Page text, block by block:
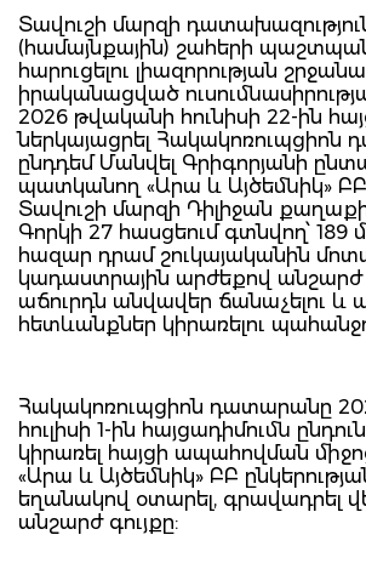
Տավուշի մարզի
(համայնքային) շահերի
հարուցելու լիազորության
իրականացված
2026 թվականի հունիսի 22-ին
ներկայացրել Հակակոռուպցիոն
ընդդեմ Մանվել Գրիգորյանի
պատկանող «Արա և Այծեմնիկ» ԲԲ
Տավուշի մարզի Դիլիջան
Գորկի 27 հասցեում գտնվող՝ 189
հազար դրամ շուկայականին
կադաստրային արժեքով անշարժ
աճուրդն անվավեր ճանաչելու և
հետևանքներ կիրառելու
Հակակոռուպցիոն դատարանը
հուլիսի 1-ին հայցադիմումն
կիրառել հայցի ապահովման
«Արա և Այծեմնիկ» ԲԲ
եղանակով օտարել, գրավադրել
անշարժ գույքը: